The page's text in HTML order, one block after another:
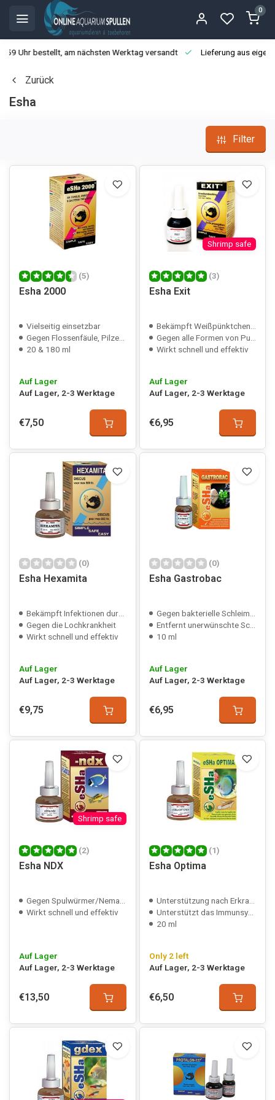
0
Uhr bestellt, am nächsten Werktag versandt Lieferung aus
Zurück
Esha
Filter
(5)
Esha 2000
Vielseitig einsetzbar
Gegen Flossenfäule, Pilze und Bakterien
20 & 180 ml
Auf Lager
Auf Lager, 2-3 Werktage
€7,50
Shrimp safe
(3)
Esha Exit
Bekämpft Weißpünktchenkrankheit
Gegen alle Formen von Punkten
Wirkt schnell und effektiv
Auf Lager
Auf Lager, 2-3 Werktage
€6,95
(0)
Esha Hexamita
Bekämpft Infektionen durch Flagellaten
Gegen die Lochkrankheit
Wirkt schnell und effektiv
Auf Lager
Auf Lager, 2-3 Werktage
€9,75
(0)
Esha Gastrobac
Gegen bakterielle Schleimablagerungen
Entfernt unerwünschte Schnecken
10 ml
Auf Lager
Auf Lager, 2-3 Werktage
€6,95
Shrimp safe
(2)
Esha NDX
Gegen Spulwürmer/Nematoden
Wirkt schnell und effektiv
Auf Lager
Auf Lager, 2-3 Werktage
€13,50
(1)
Esha Optima
Unterstützung nach Erkrankungen bei Fischen
Unterstützt das Immunsystem
20 ml
Only 2 left
Auf Lager, 2-3 Werktage
€6,50